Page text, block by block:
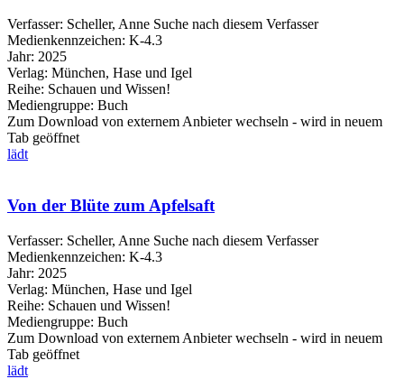
Verfasser: Scheller, Anne Suche nach diesem Verfasser
Medienkennzeichen: K-4.3
Jahr: 2025
Verlag: München, Hase und Igel
Reihe: Schauen und Wissen!
Mediengruppe: Buch
Zum Download von externem Anbieter wechseln - wird in neuem
Tab geöffnet
lädt
Von der Blüte zum Apfelsaft
Verfasser: Scheller, Anne Suche nach diesem Verfasser
Medienkennzeichen: K-4.3
Jahr: 2025
Verlag: München, Hase und Igel
Reihe: Schauen und Wissen!
Mediengruppe: Buch
Zum Download von externem Anbieter wechseln - wird in neuem
Tab geöffnet
lädt